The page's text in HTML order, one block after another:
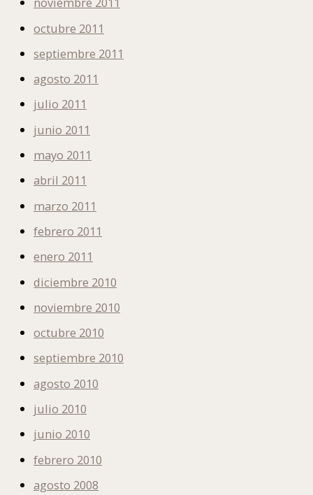
octubre 2011
septiembre 2011
agosto 2011
julio 2011
junio 2011
mayo 2011
abril 2011
marzo 2011
febrero 2011
enero 2011
diciembre 2010
noviembre 2010
octubre 2010
septiembre 2010
agosto 2010
julio 2010
junio 2010
febrero 2010
agosto 2008